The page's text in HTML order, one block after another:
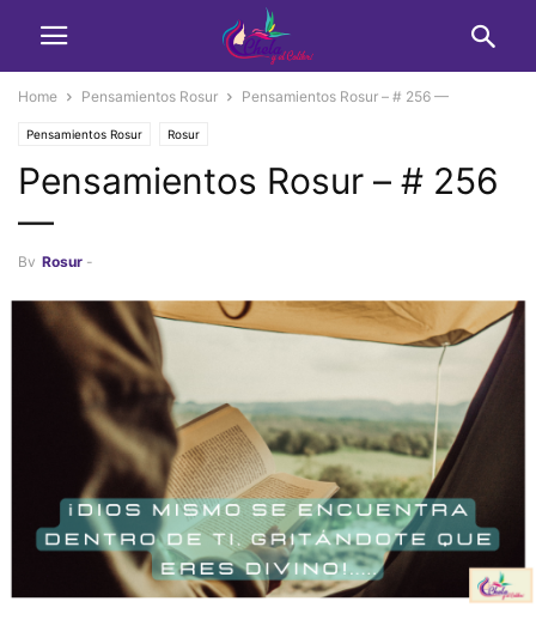
Home Pensamientos Rosur Pensamientos Rosur – # 256 —
Pensamientos Rosur Rosur
Pensamientos Rosur – # 256
—
By Rosur -